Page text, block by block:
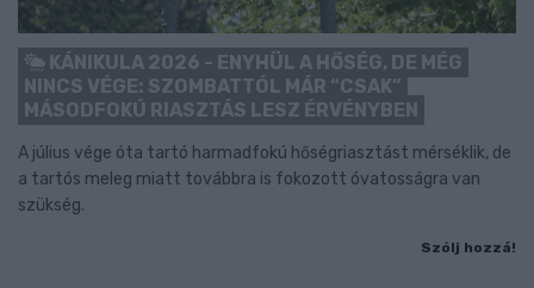
KÁNIKULA 2026 - ENYHÜL A HŐSÉG, DE MÉG
NINCS VÉGE: SZOMBATTÓL MÁR “CSAK”
MÁSODFOKÚ RIASZTÁS LESZ ÉRVÉNYBEN
A július vége óta tartó harmadfokú hőségriasztást mérséklik, de
a tartós meleg miatt továbbra is fokozott óvatosságra van
szükség.
Szólj hozzá!